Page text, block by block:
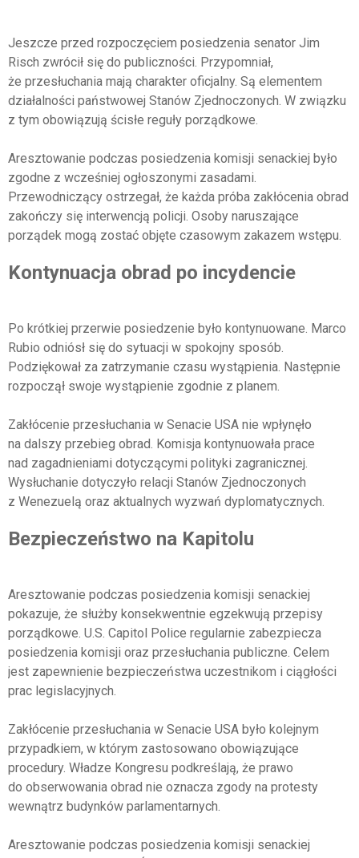
Jeszcze przed rozpoczęciem posiedzenia senator Jim
Risch zwrócił się do publiczności. Przypomniał,
że przesłuchania mają charakter oficjalny. Są elementem
działalności państwowej Stanów Zjednoczonych. W związku
z tym obowiązują ścisłe reguły porządkowe.
Aresztowanie podczas posiedzenia komisji senackiej było
zgodne z wcześniej ogłoszonymi zasadami.
Przewodniczący ostrzegał, że każda próba zakłócenia obrad
zakończy się interwencją policji. Osoby naruszające
porządek mogą zostać objęte czasowym zakazem wstępu.
Kontynuacja obrad po incydencie
Po krótkiej przerwie posiedzenie było kontynuowane. Marco
Rubio odniósł się do sytuacji w spokojny sposób.
Podziękował za zatrzymanie czasu wystąpienia. Następnie
rozpoczął swoje wystąpienie zgodnie z planem.
Zakłócenie przesłuchania w Senacie USA nie wpłynęło
na dalszy przebieg obrad. Komisja kontynuowała prace
nad zagadnieniami dotyczącymi polityki zagranicznej.
Wysłuchanie dotyczyło relacji Stanów Zjednoczonych
z Wenezuelą oraz aktualnych wyzwań dyplomatycznych.
Bezpieczeństwo na Kapitolu
Aresztowanie podczas posiedzenia komisji senackiej
pokazuje, że służby konsekwentnie egzekwują przepisy
porządkowe. U.S. Capitol Police regularnie zabezpiecza
posiedzenia komisji oraz przesłuchania publiczne. Celem
jest zapewnienie bezpieczeństwa uczestnikom i ciągłości
prac legislacyjnych.
Zakłócenie przesłuchania w Senacie USA było kolejnym
przypadkiem, w którym zastosowano obowiązujące
procedury. Władze Kongresu podkreślają, że prawo
do obserwowania obrad nie oznacza zgody na protesty
wewnątrz budynków parlamentarnych.
Aresztowanie podczas posiedzenia komisji senackiej